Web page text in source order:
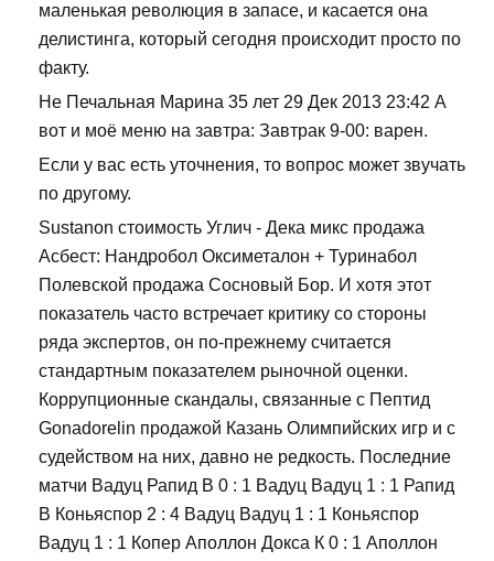
маленькая революция в запасе, и касается она
делистинга, который сегодня происходит просто по
факту.
Не Печальная Марина 35 лет 29 Дек 2013 23:42 А
вот и моё меню на завтра: Завтрак 9-00: варен.
Если у вас есть уточнения, то вопрос может звучать
по другому.
Sustanon стоимость Углич - Дека микс продажа
Асбест: Нандробол Оксиметалон + Туринабол
Полевской продажа Сосновый Бор. И хотя этот
показатель часто встречает критику со стороны
ряда экспертов, он по-прежнему считается
стандартным показателем рыночной оценки.
Коррупционные скандалы, связанные с Пептид
Gonadorelin продажой Казань Олимпийских игр и с
судейством на них, давно не редкость. Последние
матчи Вадуц Рапид В 0 : 1 Вадуц Вадуц 1 : 1 Рапид
В Коньяспор 2 : 4 Вадуц Вадуц 1 : 1 Коньяспор
Вадуц 1 : 1 Копер Аполлон Докса К 0 : 1 Аполлон